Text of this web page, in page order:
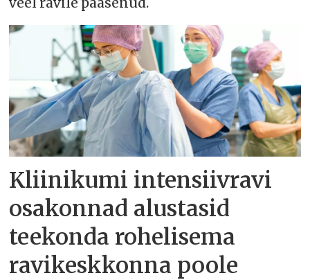
veel ravile pääsenud.
Kliinikumi intensiivravi
osakonnad alustasid
teekonda rohelisema
ravikeskkonna poole